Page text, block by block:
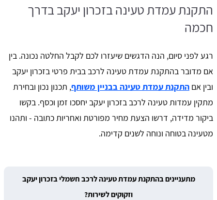
התקנת עמדת טעינה בזכרון יעקב בדרך
חכמה
רגע לפני סיום, הנה הדגשים שיעזרו לכם לקבל החלטה נכונה. בין
אם מדובר בהתקנת עמדת טעינה לרכב בבית פרטי בזכרון יעקב
ובין אם התקנת עמדת טעינה בבניין משותף, תכנון נכון ובחירת
מתקין עמדות טעינה לרכב בזכרון יעקב יחסכו זמן וכסף. בקשו
ביקור מדידה, דרשו הצעת מחיר מפורטת ואחריות כתובה - ותהנו
מטעינה בטוחה ונוחה לשנים קדימה.
מתעניינים בהתקנת עמדת טעינה לרכב חשמלי בזכרון יעקב
וזקוקים לשירות?